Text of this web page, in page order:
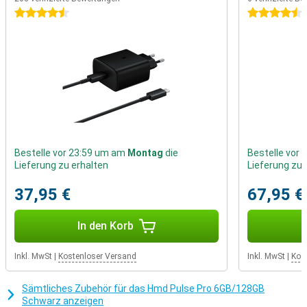
Besser geschützt
Sind Sie auf der Suche nach einem Handy mit
integriert. Darüber hinaus verfügt dieses Telefon auch über eine
Gesichtserkennung.
4.5 Sterne
Bestelle vor 23:59 um am Montag die
Lieferung zu erhalten
37,95 €
In den Korb
Inkl. MwSt Kostenloser Versand
4.5 Sterne
Bestelle vor
Lieferung zu
67,95 €
Inkl. MwSt
Sämtliches Zubehör für das Hmd Pulse Pro 6GB/128GB
Schwarz anzeigen